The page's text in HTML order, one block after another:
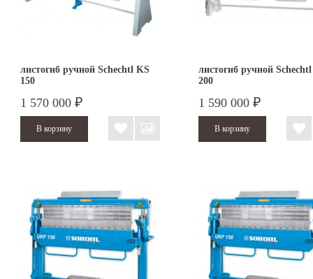
листогиб ручной Schechtl KS
150
1 570 000 ₽
листогиб ручной
200
1 590 000 ₽